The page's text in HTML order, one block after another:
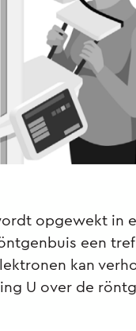
opgewekt in
een
kan
U over de